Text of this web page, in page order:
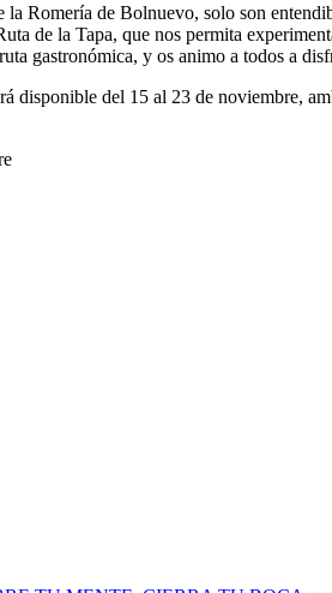
la Romería de Bolnuevo, solo son
de la Tapa, que nos permita
gastronómica, y os animo a todos a
disponible del 15 al 23 de noviembre,